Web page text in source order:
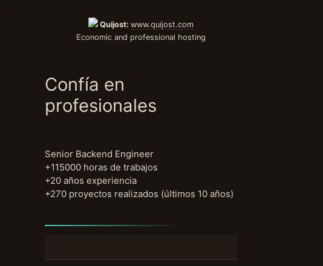
Quijost: www.quijost.com
Economic and professional hosting
Confía en
profesionales
Senior Backend Engineer
+115000 horas de trabajos
+20 años experiencia
+270 proyectos realizados (últimos 10 años)